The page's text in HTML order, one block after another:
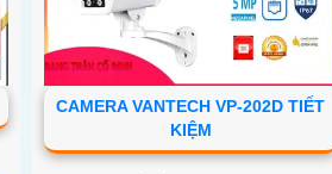
CAMERA VANTECH VP-202D TIẾT
KIỆM